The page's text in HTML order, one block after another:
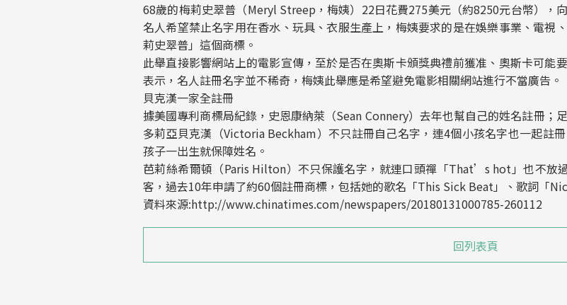
68歲的梅莉史翠普（Meryl Streep，梅姨）22日花費275美元（約8250元台幣），
名人希望禁止名字用在香水、玩具、衣服生產上，梅姨要求的是在娛樂事業、電視
莉史翠普」這個商標。
此舉直接影響網站上的電影宣傳，至於是否在奧斯卡頒獎典禮前獲准、奧斯卡可能
表示，名人註冊名字並不稀奇，梅姨此舉應是希望避免電影相關網站進行不當廣告。
貝克漢一家全註冊
據美國專利商標局紀錄，史恩康納萊（Sean Connery）去年也幫自己的姓名註冊；
多莉亞貝克漢（Victoria Beckham）不只註冊自己名字，連4個小孩名字也一起註
孩子一出生就保障姓名。
芭莉絲希爾頓（Paris Hilton）不只保護名字，就連口頭禪「That’s hot」也不放
客，過去10年申請了約60個註冊商標，包括她的歌名「This Sick Beat」、歌詞「
資料來源:http://www.chinatimes.com/newspapers/20180131000785-260112
回列表頁